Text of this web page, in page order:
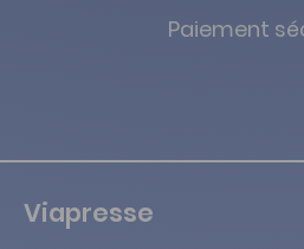
Paiement
Viapresse